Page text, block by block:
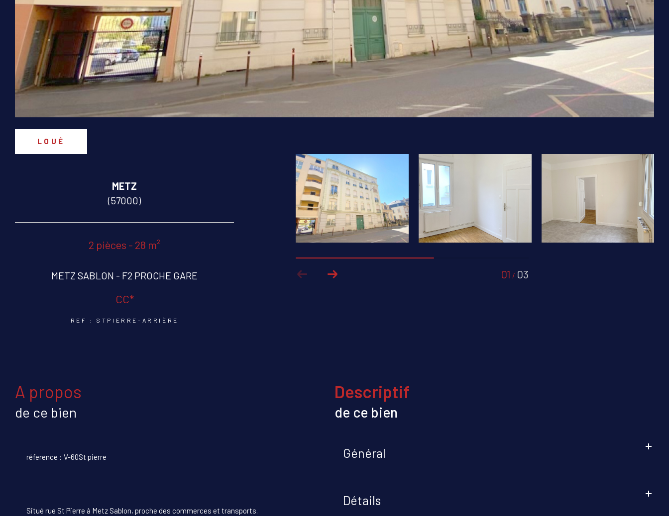
LOUÉ
01 / 03
METZ
(57000)
2 pièces - 28 m²
METZ SABLON - F2 PROCHE GARE
CC*
REF : STPIERRE-ARRIÈRE
a propos
de ce bien
réference : V-60St pierre
Situé rue St Pierre à Metz Sablon, proche des commerces et transports.
descriptif
de ce bien
Général
Détails